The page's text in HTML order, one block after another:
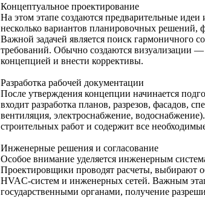
Концептуальное проектирование
На этом этапе создаются предварительные
несколько вариантов планировочных
Важной задачей является поиск гармоничного
требований. Обычно создаются визуализации
концепцией и внести коррективы.
Разработка рабочей документации
После утверждения концепции начинается
входит разработка планов, разрезов, фасадов,
вентиляция, электроснабжение,
строительных работ и содержит все
Инженерные решения и согласование
Особое внимание уделяется инженерным
Проектировщики проводят расчеты, выбирают
HVAC-систем и инженерных сетей. Важным
государственными органами, получение